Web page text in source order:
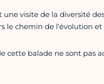
visite de la diversité
le chemin de l'évolution et
cette balade ne sont pas